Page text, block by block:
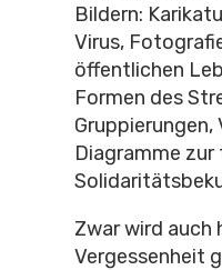
Bildern:
Virus,
öffentlichen
Formen des
Diagramme
Zwar wird auch
Vergessenheit